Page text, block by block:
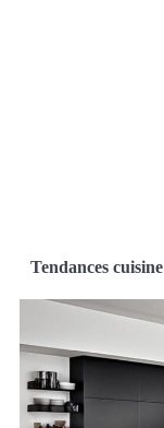
Tendances